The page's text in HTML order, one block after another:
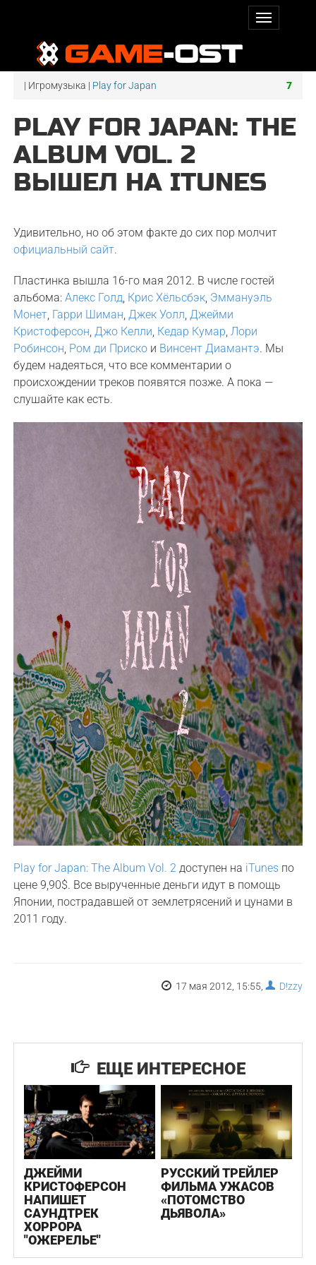
7
| Игромузыка | Play for Japan
PLAY FOR JAPAN: THE
ALBUM VOL. 2
ВЫШЕЛ НА ITUNES
Удивительно, но об этом факте до сих пор молчит
официальный сайт.
Пластинка вышла 16-го мая 2012. В числе гостей
альбома:Алекс Голд, Крис Хёльсбэк, Эммануэль
Монет, Гарри Шиман,Джек Уолл,Джейми
Кристоферсон,Джо Келли, Кедар Кумар,Лори
Робинсон, Ром ди Приско и Винсент Диамантэ. Мы
будем надеяться, что все комментарии о
происхождении треков появятся позже. А пока —
слушайте как есть.
Play for Japan: The Album Vol. 2 доступен на iTunes по
цене 9,90$. Все вырученные деньги идут в помощь
Японии, пострадавшей от землетрясений и цунами в
2011 году.
17 мая 2012, 15:55, D!zzy
ЕЩЕ ИНТЕРЕСНОЕ
ДЖЕЙМИ
КРИСТОФЕРСОН
НАПИШЕТ
САУНДТРЕК
ХОРРОРА
"ОЖЕРЕЛЬЕ"
РУССКИЙ ТРЕЙЛЕР
ФИЛЬМА УЖАСОВ
«ПОТОМСТВО
ДЬЯВОЛА»